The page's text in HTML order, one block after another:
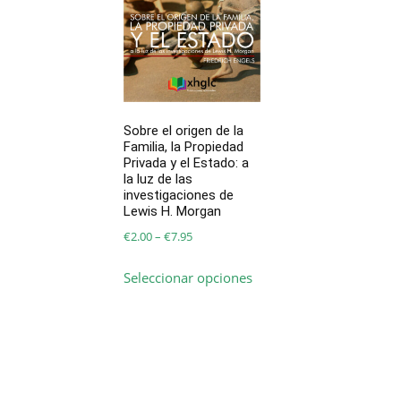
Sobre el origen de la
Familia, la Propiedad
Privada y el Estado: a
la luz de las
investigaciones de
Lewis H. Morgan
€2.00– €7.95Price
€2.00
Seleccionar opcionesproducto